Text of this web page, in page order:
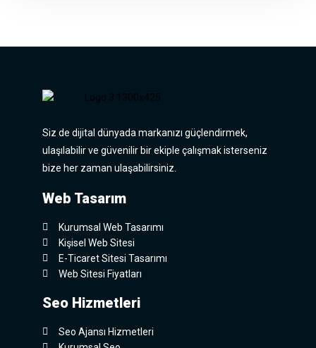
Siz de dijital dünyada markanızı güçlendirmek,
ulaşılabilir ve güvenilir bir ekiple çalışmak isterseniz
bize her zaman ulaşabilirsiniz.
Web Tasarım
Kurumsal Web Tasarımı
Kişisel Web Sitesi
E-Ticaret Sitesi Tasarımı
Web Sitesi Fiyatları
Seo Hizmetleri
Seo Ajansı Hizmetleri